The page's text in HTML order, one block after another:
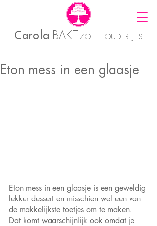
Carola BAKT ZOETHOUDERTJES
Eton mess in een glaasje
Eton mess in een glaasje is een geweldig
lekker dessert en misschien wel een van
de makkelijkste toetjes om te maken.
Dat komt waarschijnlijk ook omdat je